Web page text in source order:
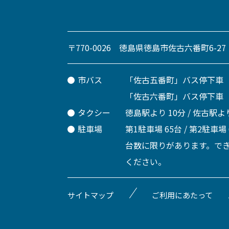
〒770-0026 徳島県徳島市佐古六番町6-27
市バス
「佐古五番町」バス停下
「佐古六番町」バス停下
タクシー
徳島駅より 10分 / 佐古駅
駐車場
第1駐車場 65台 / 第2駐車
台数に限りがあります。で
ください。
サイトマップ ご利用にあたって